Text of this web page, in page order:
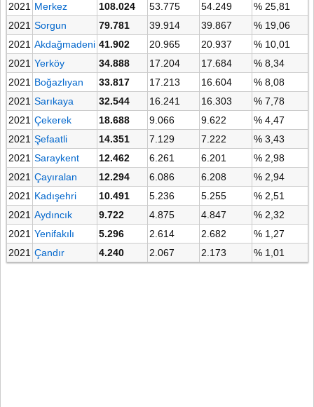
2021 Merkez 108.024 53.775 54.249
% 25,81
2021 Sorgun 79.781 39.914 39.867
% 19,06
2021 Akdağmadeni 41.902 20.965 20.937
% 10,01
2021 Yerköy 34.888 17.204 17.684
% 8,34
2021 Boğazlıyan 33.817 17.213 16.604
% 8,08
2021 Sarıkaya 32.544 16.241 16.303
% 7,78
2021 Çekerek 18.688 9.066 9.622
% 4,47
2021 Şefaatli 14.351 7.129 7.222
% 3,43
2021 Saraykent 12.462 6.261 6.201
% 2,98
2021 Çayıralan 12.294 6.086 6.208
% 2,94
2021 Kadışehri 10.491 5.236 5.255
% 2,51
2021 Aydıncık 9.722 4.875 4.847
% 2,32
2021 Yenifakılı 5.296 2.614 2.682
% 1,27
2021 Çandır 4.240 2.067 2.173 % 1,01